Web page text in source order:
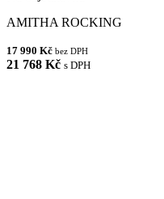
AMITHA ROCKING
17 990 Kč bez DPH
21 768 Kč s DPH